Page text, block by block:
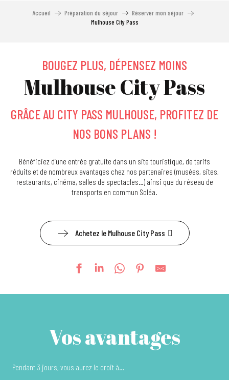
Accueil Préparation du séjour
Réserver mon séjour
Mulhouse City Pass
BOUGEZ PLUS, DÉPENSEZ MOINS
Mulhouse City Pass
GRÂCE AU CITY PASS MULHOUSE, PROFITEZ DE
NOS BONS PLANS !
Bénéficiez d’une entrée gratuite dans un site touristique, de tarifs
réduits et de nombreux avantages chez nos partenaires (musées, sites,
restaurants, cinéma, salles de spectacles…) ainsi que du réseau de
transports en commun Soléa.
Achetez le Mulhouse City Pass
Vos avantages
Pendant 3 jours, vous aurez le droit à…